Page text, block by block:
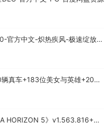
官方中文-炽热疾风-极速绽放
真车+183位美女与英雄+200%
HORIZON 5》v1.563.816+全